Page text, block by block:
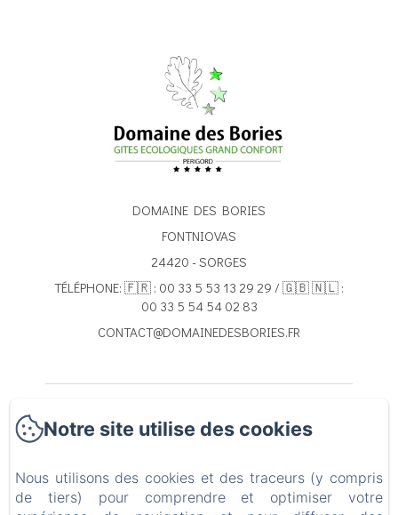
DOMAINE DES BORIES
FONTNIOVAS
24420 - SORGES
TÉLÉPHONE: 🇫🇷 : 00 33 5 53 13 29 29 / 🇬🇧 🇳🇱 :
00 33 5 54 54 02 83
CONTACT@DOMAINEDESBORIES.FR
ACCUEIL
CONTACT
Notre site utilise des cookies
Nous utilisons des cookies et des traceurs (y compris
de tiers) pour comprendre et optimiser votre